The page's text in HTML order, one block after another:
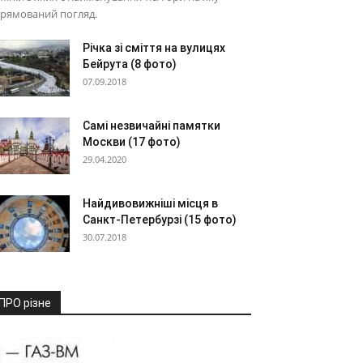
погляд.
Річка зі сміття на вулицях
Бейрута (8 фото)
07.09.2018
Самі незвичайні памятки
Москви (17 фото)
29.04.2020
Найдивовижніші місця в
Санкт-Петербурзі (15 фото)
30.07.2018
різне